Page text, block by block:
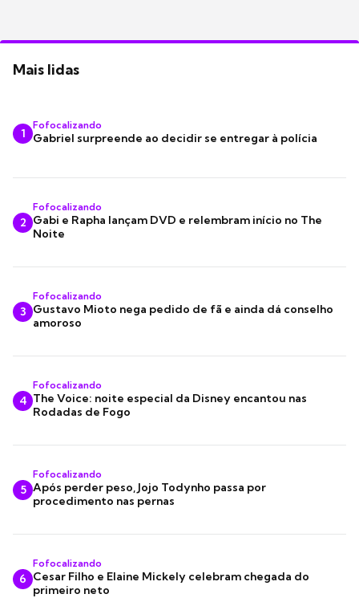
Mais lidas
1
Fofocalizando
Gabriel surpreende ao decidir se entregar à polícia
2
Fofocalizando
Gabi e Rapha lançam DVD e relembram início no The
Noite
3
Fofocalizando
Gustavo Mioto nega pedido de fã e ainda dá conselho
amoroso
4
Fofocalizando
The Voice: noite especial da Disney encantou nas
Rodadas de Fogo
5
Fofocalizando
Após perder peso, Jojo Todynho passa por
procedimento nas pernas
6
Fofocalizando
Cesar Filho e Elaine Mickely celebram chegada do
primeiro neto